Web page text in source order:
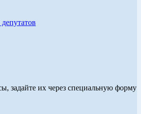
задайте их через специальную форму